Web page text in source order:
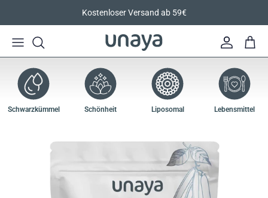
Kostenloser Versand ab 59€
Konto
Schwarzkümmel Schönheit Liposomal Lebensmittel